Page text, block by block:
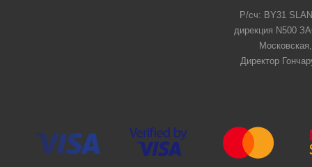
Р/сч: BY31
дирекция N500
Директор